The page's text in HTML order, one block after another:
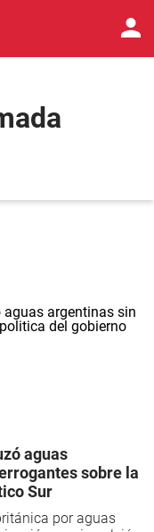
aguas
sobre la
Sur
por aguas